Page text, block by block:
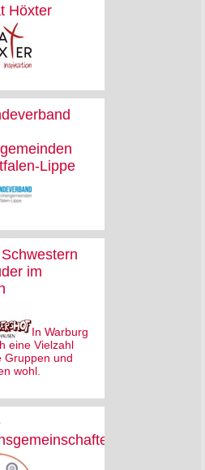
Höxter
Lippe
im
In Warburg
eine Vielzahl
Gruppen und
wohl.